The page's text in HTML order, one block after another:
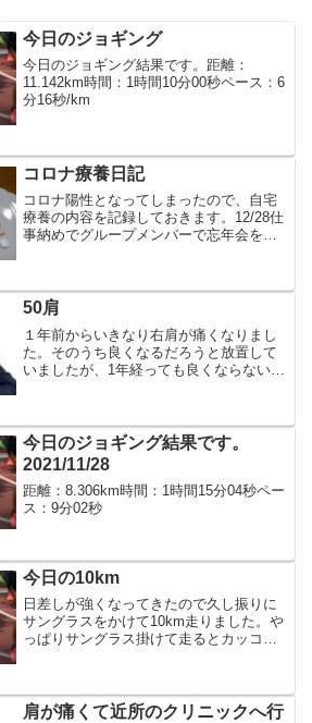
今日のジョギング
今日のジョギング結果です。距離：
11.142km時間：1時間10分00秒ペース：6
分16秒/km
コロナ療養日記
コロナ陽性となってしまったので、自宅
療養の内容を記録しておきます。12/28仕
事納めでグループメンバーで忘年会を開
たのですが、「まあ大丈夫だろう」と軽
い気持ちで呑んでし...
50肩
１年前からいきなり右肩が痛くなりまし
た。そのうち良くなるだろうと放置して
いましたが、1年経っても良くならないの
サージで治す事に...
今日のジョギング結果です。
2021/11/28
距離：8.306km時間：1時間15分04秒ペー
ス：9分02秒
今日の10km
日差しが強くなってきたので久し振りに
サングラスをかけて10km走りました。や
っぱりサングラス掛けて走るとカッコい
ました。心地よい筋肉痛です(笑)走った後
はいつも...
肩が痛くて近所のクリニックへ行